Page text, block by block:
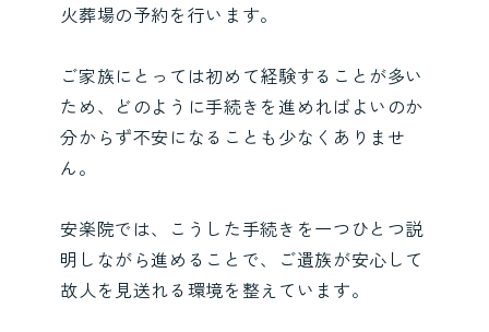
火葬場の予約を行います。
ご家族にとっては初めて経験することが多い
ため、どのように手続きを進めればよいのか
分からず不安になることも少なくありませ
ん。
安楽院では、こうした手続きを一つひとつ説
明しながら進めることで、ご遺族が安心して
故人を見送れる環境を整えています。